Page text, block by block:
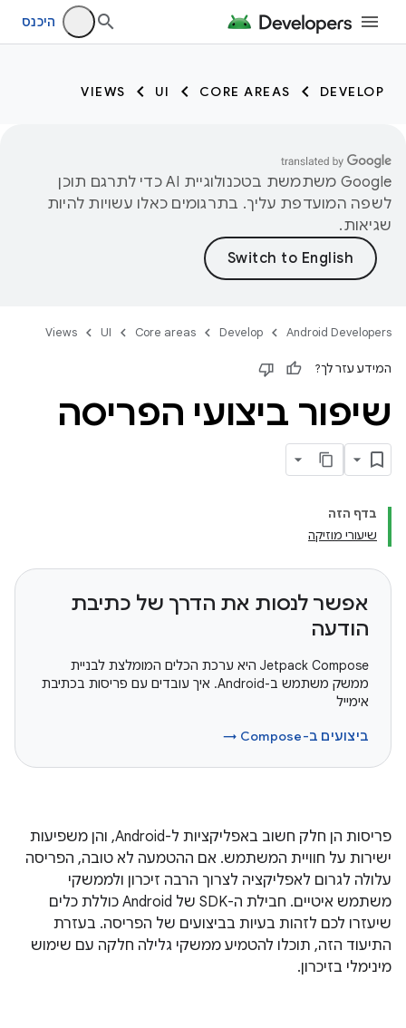
היכנס
DEVELOP
CORE AREAS
UI
VIEWS
‫Google משתמשת בטכנולוגיית AI כדי לתרגם תוכן
לשפה המועדפת עליך. בתרגומים כאלו עשויות להיות
שגיאות.
Android Developers
Develop
Core areas
UI
Views
המידע עזר לך?
שיפור ביצועי הפריסה
בדף הזה
שיעורי מוזיקה
אפשר לנסות את הדרך של כתיבת
הודעה
‫Jetpack Compose היא ערכת הכלים המומלצת לבניית
ממשק משתמש ב-Android. איך עובדים עם פריסות בכתיבת
אימייל
ביצועים ב-Compose →
פריסות הן חלק חשוב באפליקציות ל-Android, והן משפיעות
ישירות על חוויית המשתמש. אם ההטמעה לא טובה, הפריסה
עלולה לגרום לאפליקציה לצרוך הרבה זיכרון ולממשקי
משתמש איטיים. חבילת ה-SDK של Android כוללת כלים
שיעזרו לכם לזהות בעיות בביצועים של הפריסה. בעזרת
התיעוד הזה, תוכלו להטמיע ממשקי גלילה חלקה עם שימוש
מינימלי בזיכרון.